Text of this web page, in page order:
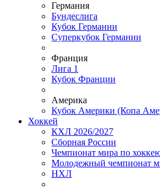
Германия
Бундеслига
Кубок Германии
Суперкубок Германии
Франция
Лига 1
Кубок Франции
Америка
Кубок Америки (Копа
Хоккей
КХЛ 2026/2027
Сборная России
Чемпионат мира по
Молодежный чемпионат
НХЛ